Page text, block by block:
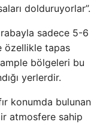
dolduruyorlar”.
sadece 5-6
özellikle tapas
bölgeleri bu
yerlerdir.
konumda bulunan
atmosfere sahip